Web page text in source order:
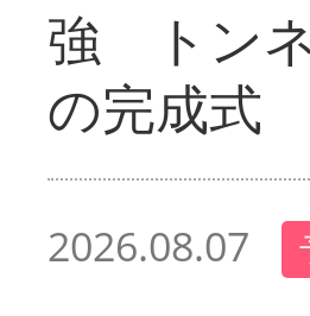
強 トン
の完成式
2026.08.07